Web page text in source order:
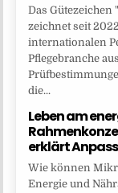
Das Gütezeichen
zeichnet seit
internationalen
Pflegebranche
die...
Leben am
erklärt
Wie können
Energie und